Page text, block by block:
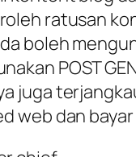
ratusan
boleh
POST
juga
web dan bayar